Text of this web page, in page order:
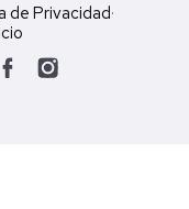
de Privacidad·